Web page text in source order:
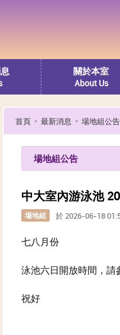
關於本室
About Us
首頁 最新消息 場地組公告
場地組公告
中大室內游泳池
場地組 於 2026-06-18
七八月份
泳池六日開放時間，請
祝好